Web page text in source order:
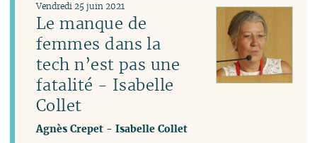
Le manque de
femmes dans la
tech n’est pas une
fatalité - Isabelle
Collet
Vendredi 25 juin 2021
Agnès Crepet -Isabelle Collet